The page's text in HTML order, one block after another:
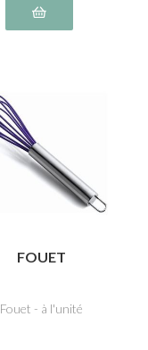
FOUET
Fouet - à l'unité